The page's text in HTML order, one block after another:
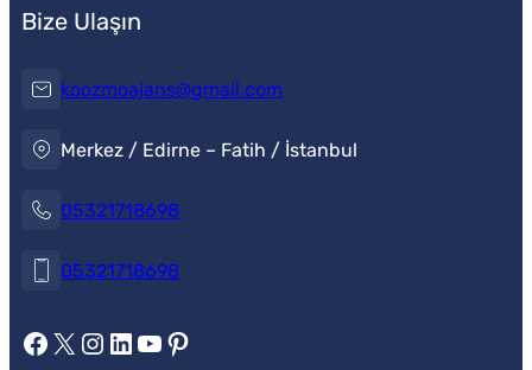
Bize Ulaşın
koozmoajans@gmail.com
Merkez / Edirne – Fatih / İstanbul
05321718698
05321718698
https://www.facebook.com/koozmoajans https://x.com/koozmoajans https://www.instagram.com/koozmoajans/ https://www.linkedin.com/in/koozmo-ajans/ https://www.youtube.com/@videotanitim Pinterest